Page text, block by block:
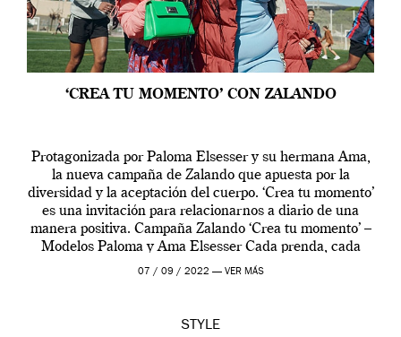
‘CREA TU MOMENTO’ CON ZALANDO
Protagonizada por Paloma Elsesser y su hermana Ama,
la nueva campaña de Zalando que apuesta por la
diversidad y la aceptación del cuerpo. ‘Crea tu momento’
es una invitación para relacionarnos a diario de una
manera positiva. Campaña Zalando ‘Crea tu momento’ –
Modelos Paloma y Ama Elsesser Cada prenda, cada
outfit, cada momento, caracteriza […]
07 / 09 / 2022 — VER MÁS
STYLE